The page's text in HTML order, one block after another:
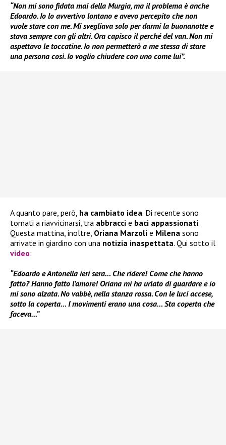
“Non mi sono fidata mai della Murgia, ma il problema è anche
Edoardo. Io lo avvertivo lontano e avevo percepito che non
vuole stare con me. Mi svegliava solo per darmi la buonanotte e
stava sempre con gli altri. Ora capisco il perché del van. Non mi
aspettavo le toccatine. Io non permetterò a me stessa di stare
una persona così. Io voglio chiudere con uno come lui”.
A quanto pare, però, ha cambiato idea. Di recente sono
tornati a riavvicinarsi, tra abbracci e baci appassionati.
Questa mattina, inoltre, Oriana Marzoli e Milena sono
arrivate in giardino con una notizia inaspettata. Qui sotto il
video:
“Edoardo e Antonella ieri sera… Che ridere! Come che hanno
fatto? Hanno fatto l’amore! Oriana mi ha urlato di guardare e io
mi sono alzata. No vabbè, nella stanza rossa. Con le luci accese,
sotto la coperta… I movimenti erano una cosa… Sta coperta che
faceva…”